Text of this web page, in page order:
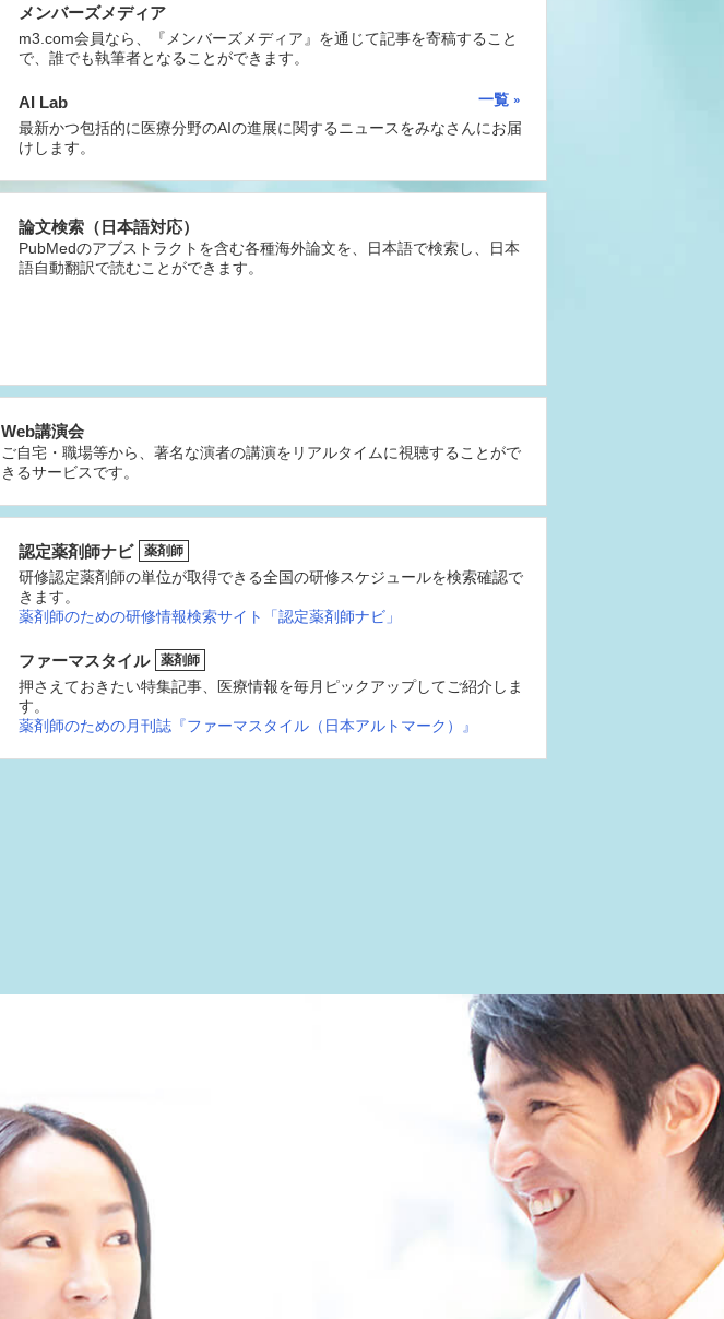
メンバーズメディア
m3.com会員なら、『メンバーズメディア』を通じて記事を寄稿すること
で、誰でも執筆者となることができます。
AI Lab
一覧
最新かつ包括的に医療分野のAIの進展に関するニュースをみなさんにお届
けします。
論文検索（日本語対応）
PubMedのアブストラクトを含む各種海外論文を、日本語で検索し、日本
語自動翻訳で読むことができます。
Web講演会
ご自宅・職場等から、著名な演者の講演をリアルタイムに視聴することがで
きるサービスです。
認定薬剤師ナビ 薬剤師
研修認定薬剤師の単位が取得できる全国の研修スケジュールを検索確認で
きます。
薬剤師のための研修情報検索サイト「認定薬剤師ナビ」
ファーマスタイル 薬剤師
押さえておきたい特集記事、医療情報を毎月ピックアップしてご紹介しま
す。
薬剤師のための月刊誌『ファーマスタイル（日本アルトマーク）』